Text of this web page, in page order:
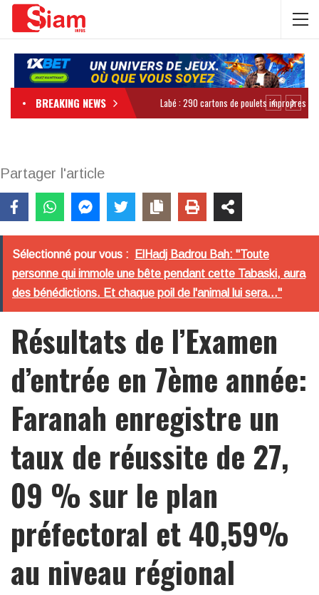
BREAKING NEWS
Partager l'article
Sélectionné pour vous :
ElHadj Badrou Bah: "Toute
personne qui immole une bête pendant cette Tabaski, aura
des bénédictions. Et chaque poil de l'animal lui sera..."
Résultats de l’Examen
d’entrée en 7ème année:
Faranah enregistre un
taux de réussite de 27,
09 % sur le plan
préfectoral et 40,59%
au niveau régional